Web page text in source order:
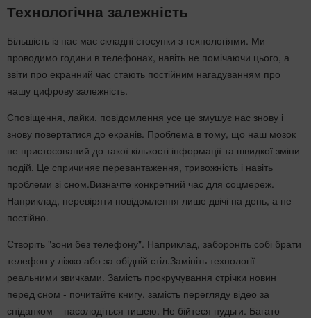
Технологічна залежність
Більшість із нас має складні стосунки з технологіями. Ми
проводимо години в телефонах, навіть не помічаючи цього, а
звіти про екранний час стають постійним нагадуванням про
нашу цифрову залежність.
Сповіщення, лайки, повідомлення усе це змушує нас знову і
знову повертатися до екранів. Проблема в тому, що наш мозок
не пристосований до такої кількості інформації та швидкої зміни
подій. Це спричиняє перевантаження, тривожність і навіть
проблеми зі сном.Визначте конкретний час для соцмереж.
Наприклад, перевіряти повідомлення лише двічі на день, а не
постійно.
Створіть "зони без телефону". Наприклад, забороніть собі брати
телефон у ліжко або за обідній стіл.Замініть технології
реальними звичками. Замість прокручування стрічки новин
перед сном - почитайте книгу, замість перегляду відео за
сніданком – насолодіться тишею. Не бійтеся нудьги. Багато